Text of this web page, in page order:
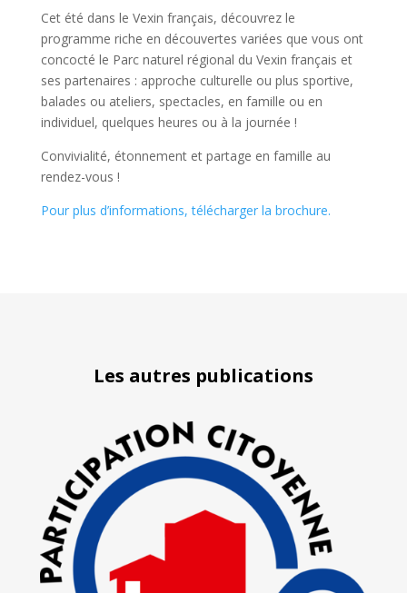
Cet été dans le Vexin français, découvrez le
programme riche en découvertes variées que vous ont
concocté le Parc naturel régional du Vexin français et
ses partenaires : approche culturelle ou plus sportive,
balades ou ateliers, spectacles, en famille ou en
individuel, quelques heures ou à la journée !
Convivialité, étonnement et partage en famille au
rendez-vous !
Pour plus d’informations, télécharger la brochure.
Les autres publications